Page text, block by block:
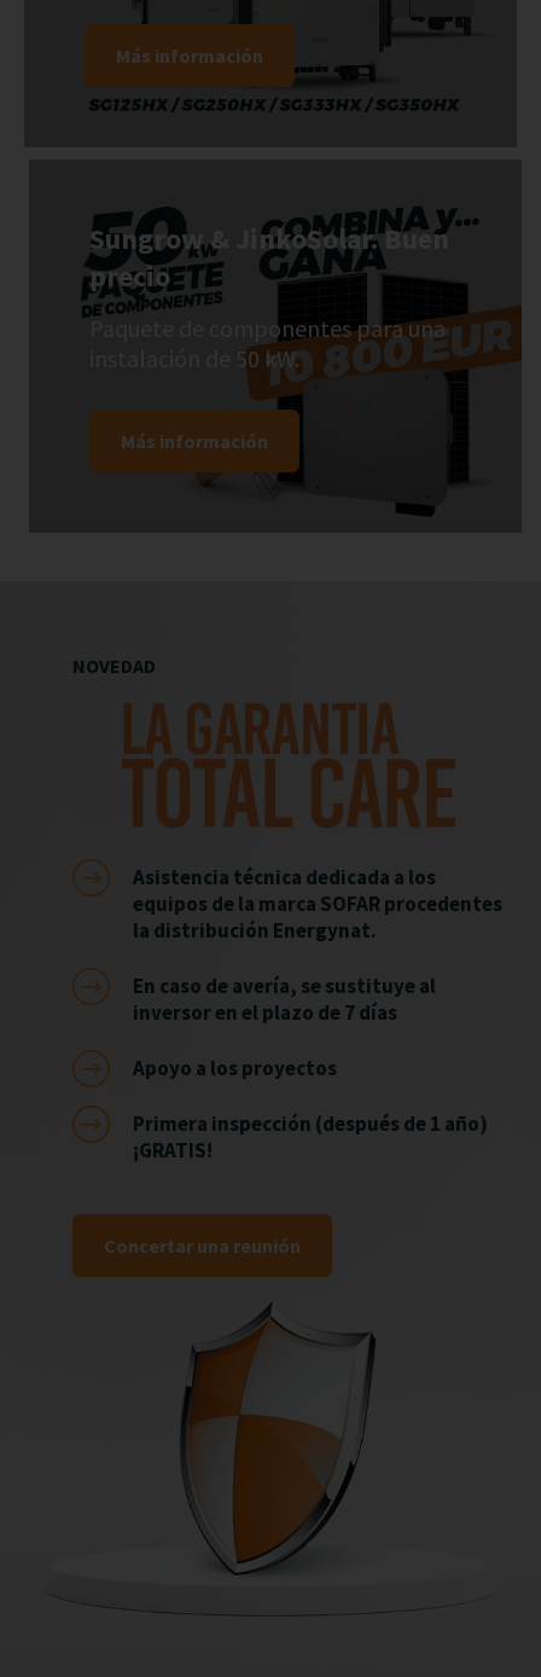
Más información
Sungrow & JinkoSolar. Buen
precio
Paquete de componentes para una
instalación de 50 kW.
Más información
NOVEDAD
Asistencia técnica dedicada a los
equipos de la marca SOFAR procedentes
la distribución Energynat.
En caso de avería, se sustituye al
inversor en el plazo de 7 días
Apoyo a los proyectos
Primera inspección (después de 1 año)
¡GRATIS!
Concertar una reunión